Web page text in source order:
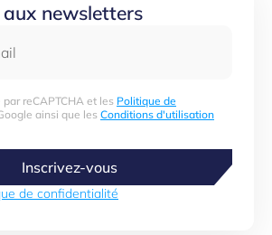
aux newsletters
reCAPTCHA et les Politique de
ainsi que les Conditions d'utilisation
Inscrivez-vous
de confidentialité